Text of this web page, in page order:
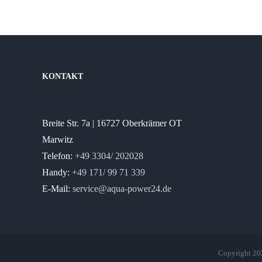
KONTAKT
Breite Str. 7a | 16727 Oberkrämer OT
Marwitz
Telefon: +49 3304/ 202028
Handy: +49 171/ 99 71 339
E-Mail: service@aqua-power24.de
Copyright